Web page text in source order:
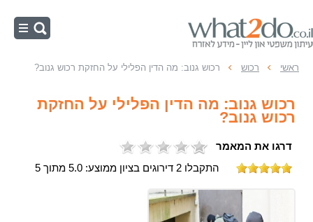
ראשי
רישום פלילי
כלכליות
זיוף והונאה
ההליך הפלילי
ראשי רכוש רכוש גנוב: מה הדין הפלילי על החזקת רכוש גנוב?
רכוש גנוב: מה הדין הפלילי על החזקת
רכוש גנוב?
דרגו את המאמר
התקבלו 2 דירוגים בציון ממוצע: 5.0 מתוך 5